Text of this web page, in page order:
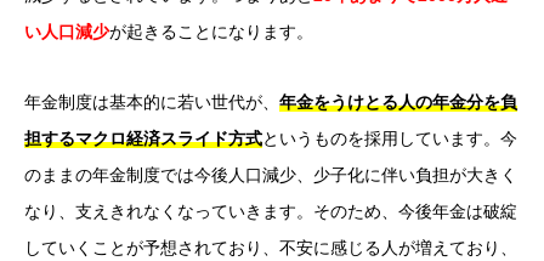
い人口減少が起きることになります。
年金制度は基本的に若い世代が、 年金をうけとる人の年金分を負
担するマクロ経済スライド方式というものを採用しています。今
のままの年金制度では今後人口減少、少子化に伴い負担が大きく
なり、支えきれなくなっていきます。そのため、今後年金は破綻
していくことが予想されており、不安に感じる人が増えており、